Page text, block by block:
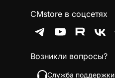
CMstore в соцсетях
Возникли вопросы?
Служба поддержки